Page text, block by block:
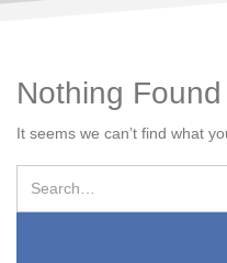
Nothing Found
It seems we can’t find what